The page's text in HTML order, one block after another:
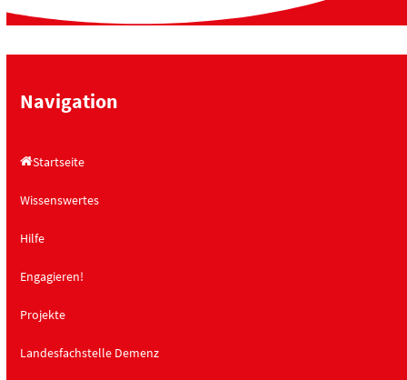
Navigation
Startseite
Wissenswertes
Hilfe
Engagieren!
Projekte
Landesfachstelle Demenz